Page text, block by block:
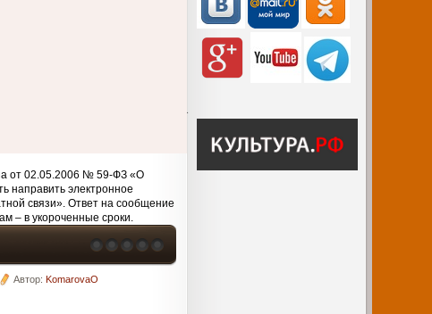
от 02.05.2006 № 59-ФЗ «О
направить электронное
связи». Ответ на сообщение
– в укороченные сроки.
Автор:KomarovaO